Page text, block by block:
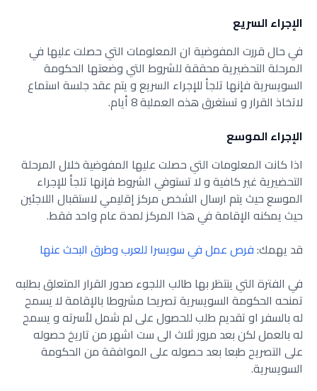
‏الإجراء السريع
في حال قررت المفوضية ان المعلومات التي حصلت عليها في
المرحلة ‏التحضيرية محققة للشروط التي وضعتها الحكومة
السويسرية فإنها تلجأ ‏للإجراء السريع و يتم عقد جلسة استماع
لاتخاذ القرار و تستغرق هذه ‏العملية 8 أيام.
‏الإجراء الموسع
اذا كانت المعلومات التي حصلت عليها المفوضية خلال المرحلة
‏التحضيرية غير كافية و لا تستوفي الشروط فإنها تلجأ للإجراء
الموسع ‏حيث يتم ارسال الشخص مركز إقليمي لاستقبال اللاجئين
حيث يمكنه ‏الإقامة في هذا المركز لمدة عام واحد فقط.
قد يهمك:فرص عمل في سويسرا للعرب وطرق البحث عنها
في الفترة التي ينتظر بها طالب اللجوء صدور القرار المتعلق بطلبه
تمنحه ‏الحكومة السويسرية تصريحا مشروطا بالإقامة لا يسمح
له بالسفر او تقديم طلب ‏للحصول على لم شمل لأسرته و يسمح
له بالعمل لكن بعد مرور ثلاث الى ست ‏اشهر من تاريخ حصوله
على التصريح طبعا بعد حصوله على الموافقة من ‏الحكومة
السويسرية.